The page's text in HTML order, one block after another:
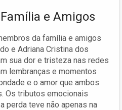
e Amigos
da família e amigos
e Adriana Cristina dos
sua dor e tristeza nas redes
lembranças e momentos
e o amor que ambos
Os tributos emocionais
perda teve não apenas na